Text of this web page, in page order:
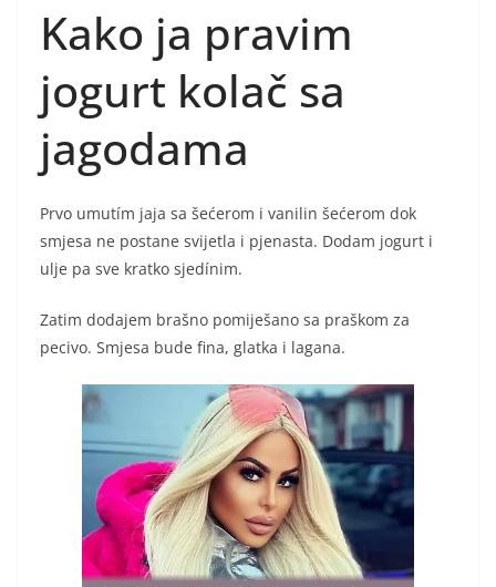
Kako ja pravim
jogurt kolač sa
jagodama
Prvo umutím jaja sa šećerom i vanilin šećerom dok
smjesa ne postane svijetla i pjenasta. Dodam jogurt i
ulje pa sve kratko sjedínim.
Zatim dodajem brašno pomiješano sa praškom za
pecivo. Smjesa bude fina, glatka i lagana.